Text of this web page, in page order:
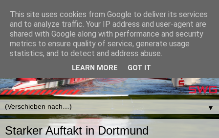
▼
Starker Auftakt in Dortmund
This site uses cookies from Google to deliver its services
and to analyze traffic. Your IP address and user-agent are
shared with Google along with performance and security
metrics to ensure quality of service, generate usage
statistics, and to detect and address abuse.
LEARN MORE GOT IT